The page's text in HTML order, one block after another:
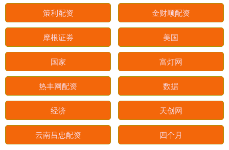
策利配资 金财顺配资
摩根证券 美国
国家 富灯网
热丰网配资 数据
经济 天创网
云南吕忠配资 四个月